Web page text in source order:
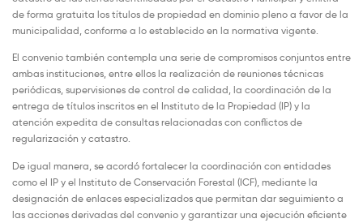
de forma gratuita los títulos de propiedad en dominio pleno a favor de la
municipalidad, conforme a lo establecido en la normativa vigente.
El convenio también contempla una serie de compromisos conjuntos entre
ambas instituciones, entre ellos la realización de reuniones técnicas
periódicas, supervisiones de control de calidad, la coordinación de la
entrega de títulos inscritos en el Instituto de la Propiedad (IP) y la
atención expedita de consultas relacionadas con conflictos de
regularización y catastro.
De igual manera, se acordó fortalecer la coordinación con entidades
como el IP y el Instituto de Conservación Forestal (ICF), mediante la
designación de enlaces especializados que permitan dar seguimiento a
las acciones derivadas del convenio y garantizar una ejecución eficiente